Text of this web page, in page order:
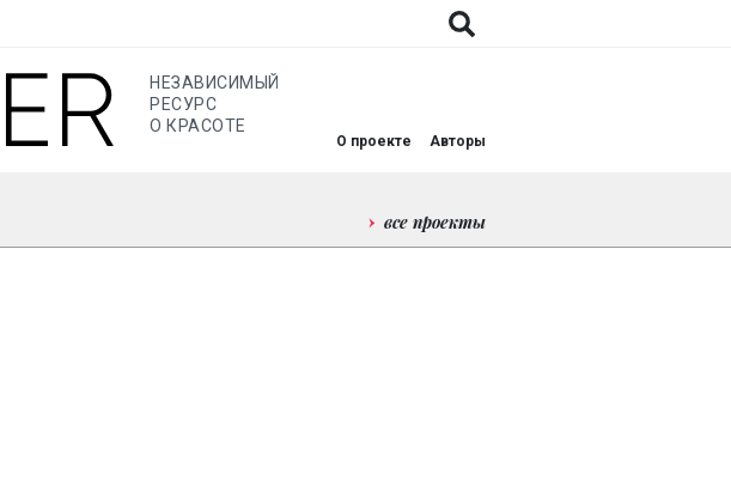
НЕЗАВИСИМЫЙ
РЕСУРС
О КРАСОТЕ
О проекте Авторы
все проекты